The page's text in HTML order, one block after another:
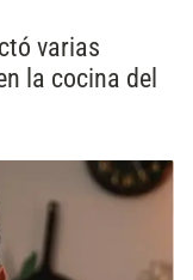
varias
la cocina del